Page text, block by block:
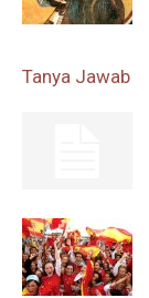
Tanya Jawab